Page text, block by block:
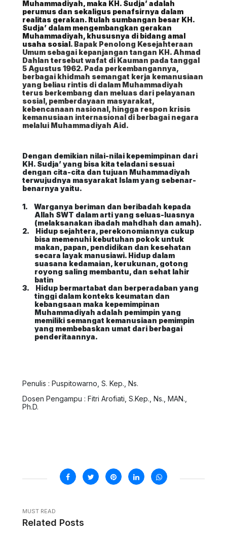
Muhammadiyah, maka KH. Sudja’ adalah
perumus dan sekaligus penafsirnya dalam
realitas gerakan. Itulah sumbangan besar KH.
Sudja’ dalam mengembangkan gerakan
Muhammadiyah, khususnya di bidang amal
usaha sosial. Bapak Penolong Kesejahteraan
Umum sebagai kepanjangan tangan KH. Ahmad
Dahlan tersebut wafat di Kauman pada tanggal
5 Agustus 1962. Pada perkembangannya,
berbagai khidmah semangat kerja kemanusiaan
yang beliau rintis di dalam Muhammadiyah
terus berkembang dan meluas dari pelayanan
sosial, pemberdayaan masyarakat,
kebencanaan nasional, hingga respon krisis
kemanusiaan internasional di berbagai negara
melalui Muhammadiyah Aid.
Dengan demikian nilai-nilai kepemimpinan dari
KH. Sudja’ yang bisa kita teladani sesuai
dengan cita-cita dan tujuan Muhammadiyah
terwujudnya masyarakat Islam yang sebenar-
benarnya yaitu.
1.
Warganya beriman dan beribadah kepada
Allah SWT dalam arti yang seluas-luasnya
(melaksanakan ibadah mahdhah dan amah).
2.
Hidup sejahtera, perekonomiannya cukup
bisa memenuhi kebutuhan pokok untuk
makan, papan, pendidikan dan kesehatan
secara layak manusiawi. Hidup dalam
suasana kedamaian, kerukunan, gotong
royong saling membantu, dan sehat lahir
batin
3.
Hidup bermartabat dan berperadaban yang
tinggi dalam konteks keumatan dan
kebangsaan maka kepemimpinan
Muhammadiyah adalah pemimpin yang
memiliki semangat kemanusiaan pemimpin
yang membebaskan umat dari berbagai
penderitaannya.
Penulis : Puspitowarno, S. Kep., Ns.
Dosen Pengampu : Fitri Arofiati, S.Kep., Ns., MAN.,
Ph.D.
MUST READ
Related Posts